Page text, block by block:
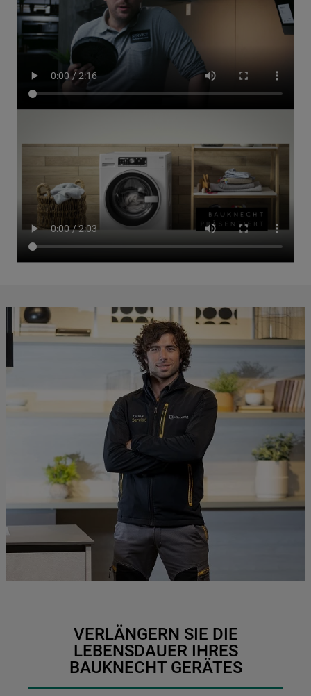
VERLÄNGERN SIE DIE
LEBENSDAUER IHRES
BAUKNECHT GERÄTES